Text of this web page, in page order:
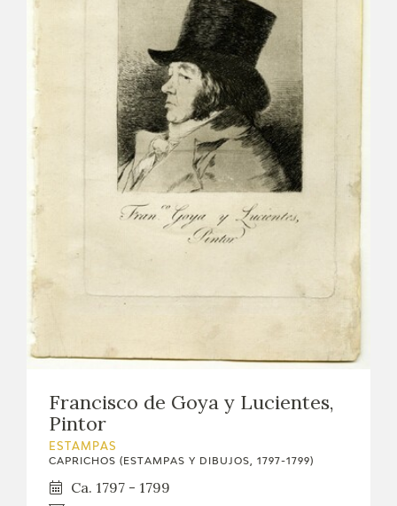
CONTACTO
PROGRAMACIÓN
ACTIVIDADES
ACTUALIDAD
BLOG CUADERNO ITALIANO
FRANCISCO DE GOYA
BIOGRAFÍA
CRONOLOGÍA
Francisco de Goya y Lucientes,
Pintor
ESTAMPAS
CAPRICHOS (ESTAMPAS Y DIBUJOS, 1797-1799)
Ca. 1797 - 1799